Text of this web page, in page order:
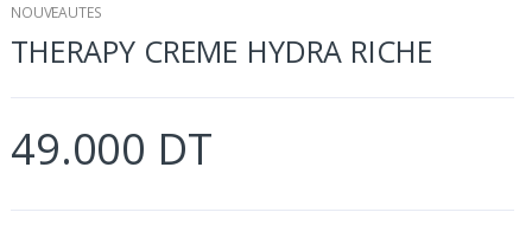
NOUVEAUTES
THERAPY CREME HYDRA RICHE
49.000 DT